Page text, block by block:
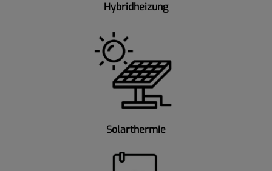
Hybridheizung
Solarthermie